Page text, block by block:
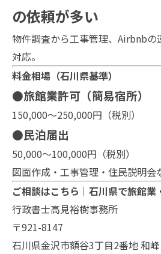
の依頼が多い
物件調査から工事管理、Airbnb
対応。
料金相場（石川県基準）
●旅館業許可（簡易宿所）
150,000〜250,000円（税別）
●民泊届出
50,000〜100,000円（税別）
図面作成・工事管理・住民説明会
ご相談はこちら｜石川県で旅館
行政書士高見裕樹事務所
〒921-8147
石川県金沢市額谷3丁目2番地 和